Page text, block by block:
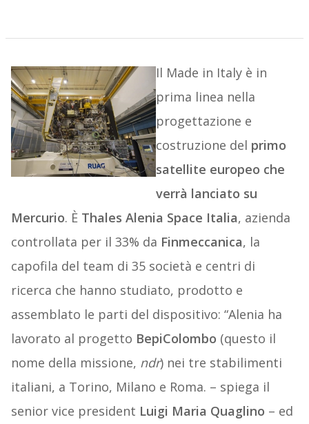
Il Made in Italy è in
prima linea nella
progettazione e
costruzione del primo
satellite europeo che
verrà lanciato su
Mercurio. È Thales Alenia Space Italia, azienda
controllata per il 33% da Finmeccanica, la
capofila del team di 35 società e centri di
ricerca che hanno studiato, prodotto e
assemblato le parti del dispositivo: “Alenia ha
lavorato al progetto BepiColombo (questo il
nome della missione, ndr) nei tre stabilimenti
italiani, a Torino, Milano e Roma. – spiega il
senior vice president Luigi Maria Quaglino – ed